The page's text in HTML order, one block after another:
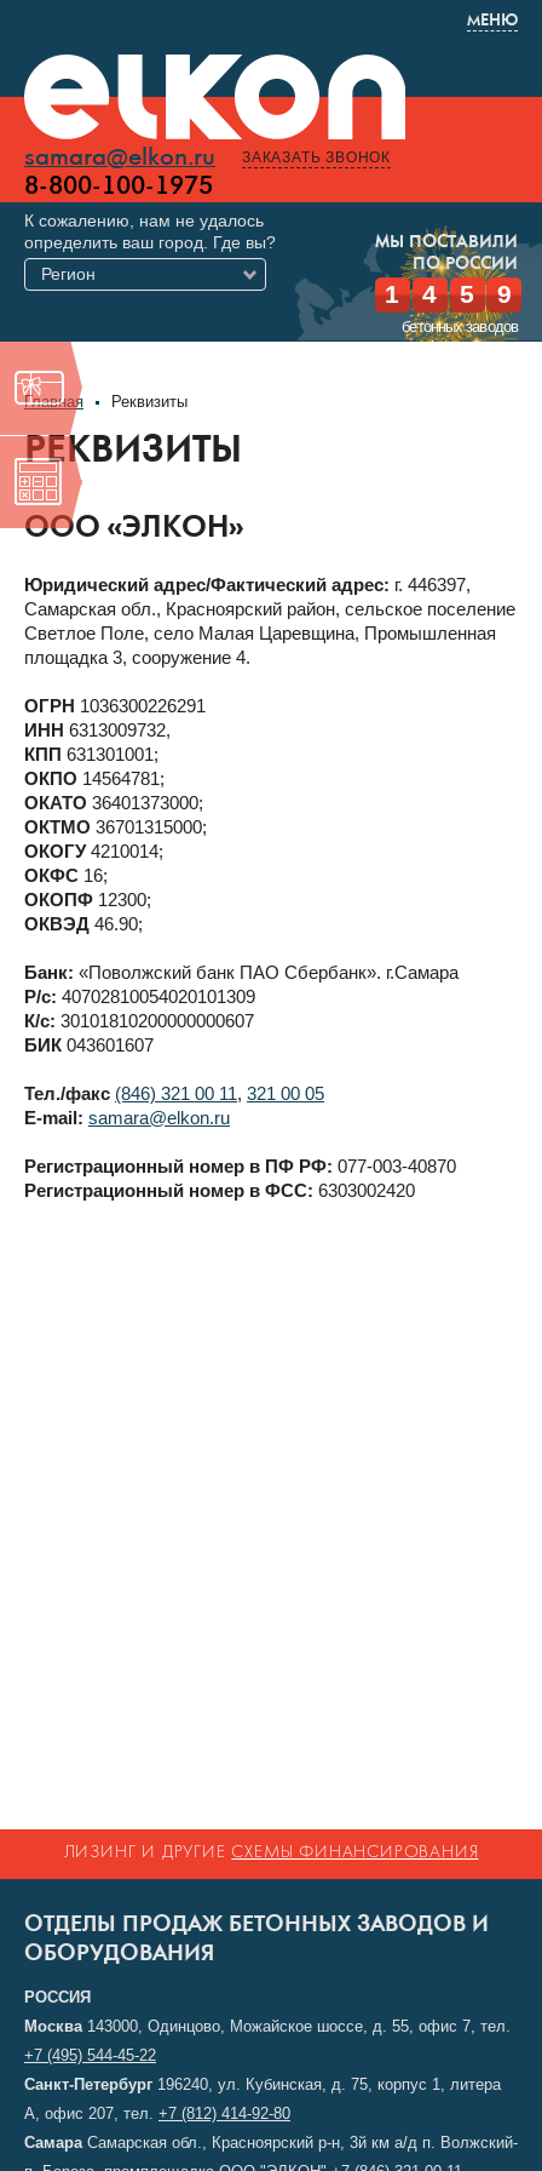
МЕНЮ
samara@elkon.ru
8-800-100-1975
ЗАКАЗАТЬ ЗВОНОК
МЫ ПОСТАВИЛИ
ПО РОССИИ
1 4 5 9
бетонных заводов
К сожалению, нам не удалось
определить ваш город. Где вы?
Регион
Главная Реквизиты
РЕКВИЗИТЫ
OOO «ЭЛКОН»
Юридический адрес/Фактический адрес: г. 446397,
Самарская обл., Красноярский район, сельское поселение
Светлое Поле, село Малая Царевщина, Промышленная
площадка 3, сооружение 4.
ОГРН 1036300226291
ИНН 6313009732,
КПП 631301001;
ОКПО 14564781;
ОКАТО 36401373000;
ОКТМО 36701315000;
ОКОГУ4210014;
ОКФС 16;
ОКОПФ 12300;
ОКВЭД 46.90;
Банк: «Поволжский банк ПАО Сбербанк». г.Самара
Р/с: 40702810054020101309
К/с: 30101810200000000607
БИК 043601607
Тел./факс (846) 321 00 11, 321 00 05
E-mail: samara@elkon.ru
Регистрационный номер в ПФ РФ: 077-003-40870
Регистрационный номер в ФСС: 6303002420
ЛИЗИНГ И ДРУГИЕ СХЕМЫ ФИНАНСИРОВАНИЯ
ОТДЕЛЫ ПРОДАЖ БЕТОННЫХ ЗАВОДОВ И
ОБОРУДОВАНИЯ
РОССИЯ
Москва143000, Одинцово, Можайское шоссе, д. 55, офис 7, тел.
+7 (495) 544-45-22
Санкт-Петербург 196240, ул. Кубинская, д. 75, корпус 1, литера
А, офис 207, тел. +7 (812) 414-92-80
СамараСамарская обл., Красноярский р-н, 3й км а/д п. Волжский-